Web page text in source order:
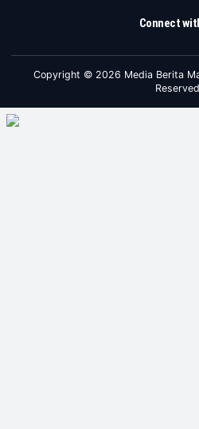
Connect
Copyright © 2026 Media Berita